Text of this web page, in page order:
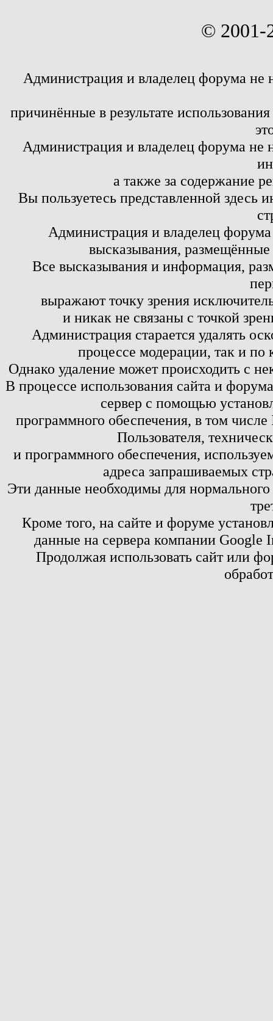
© 2001-
Администрация и владелец форума не
причинённые в результате
Администрация и владелец форума не
а также за содержание
Вы пользуетесь представленной здесь
Администрация и владелец
высказывания,
Все высказывания и информация,
выражают точку зрения
и никак не связаны с точкой
Администрация старается удалять
процессе модерации, так и по
Однако удаление может происходить с
В процессе использования сайта и
сервер с помощью
программного обеспечения, в том
Пользователя,
и программного обеспечения,
адреса запрашиваемых
Эти данные необходимы для
Кроме того, на сайте и форуме
данные на сервера компании
Продолжая использовать сайт или